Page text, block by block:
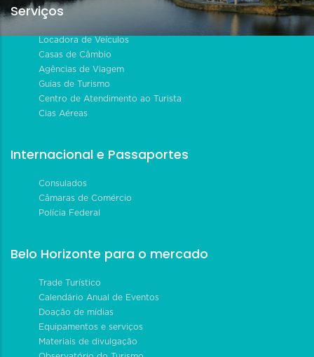
Serviços
Locadora de Veículos
Casas de Câmbio
Agências de Viagem
Guias de Turismo
Centro de Atendimento ao Turista
Cias Aéreas
Internacional e Passaportes
Consulados
Câmaras de Comércio
Polícia Federal
Belo Horizonte para o mercado
Trade Turístico
Calendário Anual de Eventos
Doação de mídias
Equipamentos e serviços
Materiais de divulgação